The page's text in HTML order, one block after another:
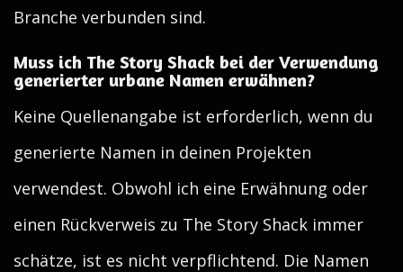
Branche verbunden sind.
Muss ich The Story Shack bei der Verwendung
generierter urbane Namen erwähnen?
Keine Quellenangabe ist erforderlich, wenn du
generierte Namen in deinen Projekten
verwendest. Obwohl ich eine Erwähnung oder
einen Rückverweis zu The Story Shack immer
schätze, ist es nicht verpflichtend. Die Namen